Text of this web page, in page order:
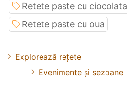
Retete paste cu ciocolata
Retete paste cu oua
Explorează rețete
Evenimente și sezoane